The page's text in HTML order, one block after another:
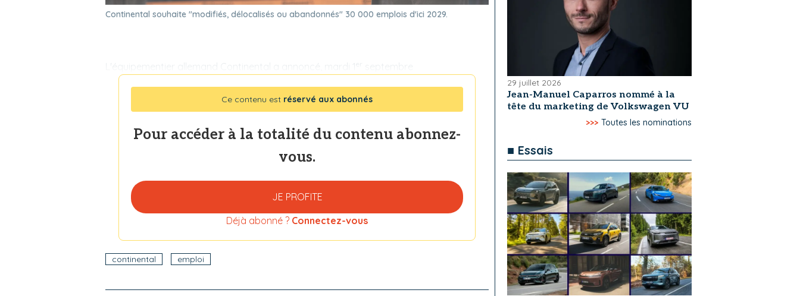
Continental souhaite "modifiés, délocalisés ou abandonnés" 30 000 emplois d'ici 2029.
L'équipementier allemand Continental a annoncé, mardi 1
Ce contenu est réservé aux abonnés
Pour accéder à la totalité du contenu abonnez-
vous.
JE PROFITE
Déjà abonné ? Connectez-vous
continental emploi
29 juillet 2026
Jean-Manuel Caparros nommé à la
tête du marketing de Volkswagen VU
>>> Toutes les nominations
■ Essais